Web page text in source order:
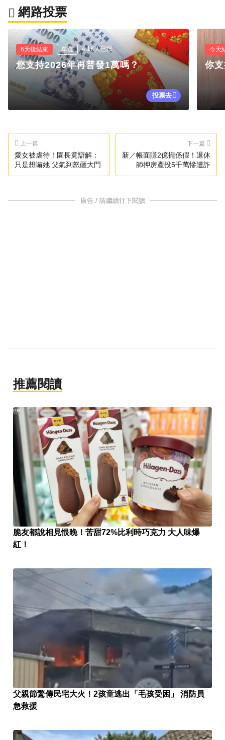
網路投票
6天後結束 單選 4.1K人已投
您支持2026年再普發1萬嗎？
投票去
今天
你
上一篇
愛女被虐待！園長竟辯解：
只是想嚇她 父氣到怒砸大門
下一篇
新／帳面賺2億攏係假！退休
師押房產投5千萬慘遭詐
廣告 / 請繼續往下閱讀
推薦閱讀
脆友都說相見恨晚！苦甜72%比利時巧克力 大人味爆
紅！
PR
父親節驚傳民宅大火！2孩童逃出「毛孩受困」 消防員
急救援